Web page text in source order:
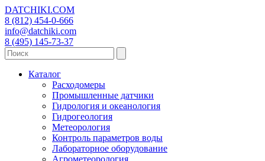
DATCHIKI.COM
8 (812) 454-0-666
info@datchiki.com
8 (495) 145-73-37
Каталог
Расходомеры
Промышленные датчики
Гидрология и океанология
Гидрогеология
Метеорология
Контроль параметров воды
Лабораторное оборудование
Агрометеорология